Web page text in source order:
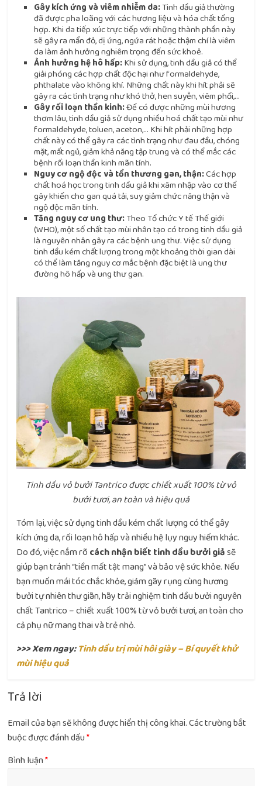
Gây kích ứng và viêm nhiễm da:Tinh dầu giả thường
đã được pha loãng với các hương liệu và hóa chất tổng
hợp. Khi da tiếp xúc trực tiếp với những thành phần này
sẽ gây ra mẩn đỏ, dị ứng, ngứa rát hoặc thậm chí là viêm
da làm ảnh hưởng nghiêm trọng đến sức khoẻ.
Ảnh hưởng hệ hô hấp:Khi sử dụng, tinh dầu giả có thể
giải phóng các hợp chất độc hại như formaldehyde,
phthalate vào không khí. Những chất này khi hít phải sẽ
gây ra các tình trạng như khó thở, hen suyễn, viêm phổi,…
Gây rối loạn thần kinh:Để có được những mùi hương
thơm lâu, tinh dầu giả sử dụng nhiều hoá chất tạo mùi như
formaldehyde, toluen, aceton,… Khi hít phải những hợp
chất này có thể gây ra các tình trạng như đau đầu, chóng
mặt, mất ngủ, giảm khả năng tập trung và có thể mắc các
bệnh rối loạn thần kinh mãn tính.
Nguy cơ ngộ độc và tổn thương gan, thận:Các hợp
chất hoá học trong tinh dầu giả khi xâm nhập vào cơ thể
gây khiến cho gan quá tải, suy giảm chức năng thận và
ngộ độc mãn tính.
Tăng nguy cơ ung thư:Theo Tổ chức Y tế Thế giới
(WHO), một số chất tạo mùi nhân tạo có trong tinh dầu giả
là nguyên nhân gây ra các bệnh ung thư. Việc sử dụng
tinh dầu kém chất lượng trong một khoảng thời gian dài
có thể làm tăng nguy cơ mắc bệnh đặc biệt là ung thư
đường hô hấp và ung thư gan.
Tinh dầu vỏ bưởi Tantrico được chiết xuất 100% từ vỏ
bưởi tươi, an toàn và hiệu quả
Tóm lại, việc sử dụng tinh dầu kém chất lượng có thể gây
kích ứng da, rối loạn hô hấp và nhiều hệ lụy nguy hiểm khác.
Do đó, việc nắm rõ cách nhận biết tinh dầu bưởi giảsẽ
giúp bạn tránh “tiền mất tật mang” và bảo vệ sức khỏe. Nếu
bạn muốn mái tóc chắc khỏe, giảm gãy rụng cùng hương
bưởi tự nhiên thư giãn, hãy trải nghiệm tinh dầu bưởi nguyên
chất Tantrico – chiết xuất 100% từ vỏ bưởi tươi, an toàn cho
cả phụ nữ mang thai và trẻ nhỏ.
>>> Xem ngay:Tinh dầu trị mùi hôi giày – Bí quyết khử
mùi hiệu quả
Trả lời
Email của bạn sẽ không được hiển thị công khai.Các trường bắt
buộc được đánh dấu*
Bình luận*